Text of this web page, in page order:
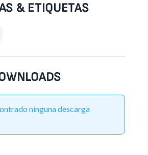
& ETIQUETAS
ninguna descarga